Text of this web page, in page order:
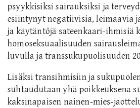
psyykkisiksi sairauksiksi ja
esiintynyt negatiivisia, leimaavia
ja käytäntöjä sateenkaari-ihmisiä
homoseksuaalisuuden
luvulla ja transsukupuolisuuden
Lisäksi transihmisiin ja
suhtaudutaan yhä poikkeuksena
kaksinapaisen nainen-mies-